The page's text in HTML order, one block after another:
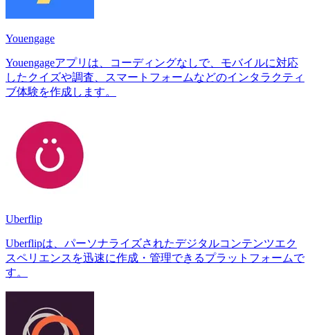
Youengage
Youengageアプリは、コーディングなしで、モバイルに対応
したクイズや調査、スマートフォームなどのインタラクティ
ブ体験を作成します。
Uberflip
Uberflipは、パーソナライズされたデジタルコンテンツエク
スペリエンスを迅速に作成・管理できるプラットフォームで
す。